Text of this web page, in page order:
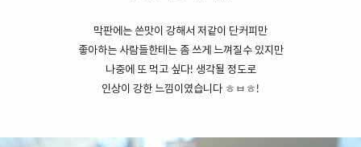
막판에는 쓴맛이 강해서 저같이 단커피만
좋아하는 사람들한테는 좀 쓰게 느껴질수 있지만
나중에 또 먹고 싶다! 생각될 정도로
인상이 강한 느낌이였습니다 ㅎㅂㅎ!